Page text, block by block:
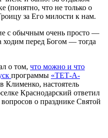
(понятно, что не только о
за Его милости к нам.
с обычным очень просто —
ходим перед Богом — тогда
о том, что можно и что
программы «ТЕТ-А-
Клименко, настоятель
Краснодарский ответил
о празднике Святой